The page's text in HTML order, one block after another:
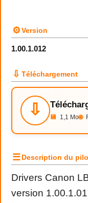
⚙Version
1.00.1.012
⇩ Téléchargement
⇩ 💾 1,1 Mo🌐
☰Description du
Drivers Canon
version